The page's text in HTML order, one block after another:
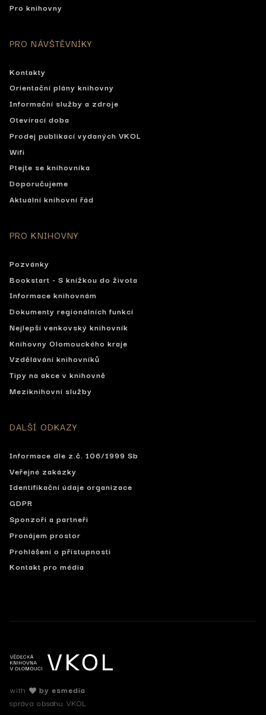
Pro knihovny
PRO NÁVŠTĚVNÍKY
Kontakty
Orientační plány knihovny
Informační služby a zdroje
Otevírací doba
Prodej publikací vydaných VKOL
Wifi
Ptejte se knihovníka
Doporučujeme
Aktuální knihovní řád
PRO KNIHOVNY
Pozvánky
Bookstart - S knížkou do života
Informace knihovnám
Dokumenty regionálních funkcí
Nejlepší venkovský knihovník
Knihovny Olomouckého kraje
Vzdělávání knihovníků
Tipy na akce v knihovně
Meziknihovní služby
DALŠÍ ODKAZY
Informace dle z.č. 106/1999 Sb
Veřejné zakázky
Identifikační údaje organizace
GDPR
Sponzoři a partneři
Pronájem prostor
Prohlášení o přístupnosti
Kontakt pro média
with
by esmedia
správa obsahu VKOL